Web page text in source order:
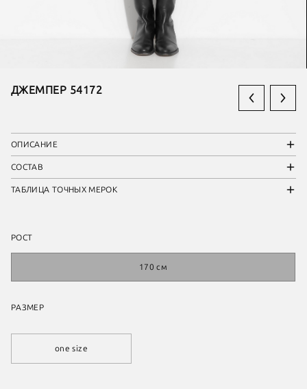
ДЖЕМПЕР 54172
ОПИСАНИЕ
СОСТАВ
ТАБЛИЦА ТОЧНЫХ МЕРОК
РОСТ
170 см
РАЗМЕР
one size